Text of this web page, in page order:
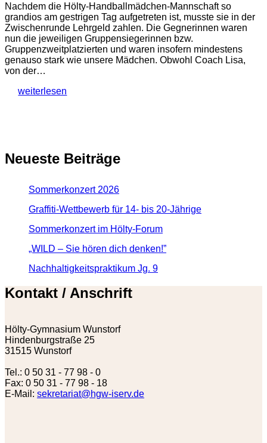
Nachdem die Hölty-Handballmädchen-Mannschaft so
grandios am gestrigen Tag aufgetreten ist, musste sie in der
Zwischenrunde Lehrgeld zahlen. Die Gegnerinnen waren
nun die jeweiligen Gruppensiegerinnen bzw.
Gruppenzweitplatzierten und waren insofern mindestens
genauso stark wie unsere Mädchen. Obwohl Coach Lisa,
von der…
weiterlesen
Neueste Beiträge
Sommerkonzert 2026
Graffiti-Wettbewerb für 14- bis 20-Jährige
Sommerkonzert im Hölty-Forum
„WILD – Sie hören dich denken!”
Nachhaltigkeitspraktikum Jg. 9
Kontakt / Anschrift
Hölty-Gymnasium Wunstorf
Hindenburgstraße 25
31515 Wunstorf
Tel.: 0 50 31 - 77 98 - 0
Fax: 0 50 31 - 77 98 - 18
E-Mail: sekretariat@hgw-iserv.de